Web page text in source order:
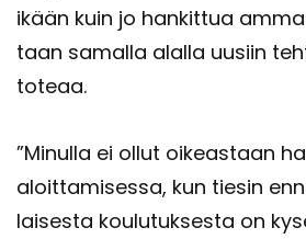
ikään kuin jo han­kit­tua
taan sa­mal­la alal­la uusiin
to­te­aa.
”Mi­nul­la ei ollut oi­keas­taan
aloit­ta­mi­ses­sa, kun tie­sin
lai­ses­ta kou­lu­tuk­ses­ta on